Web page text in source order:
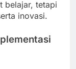
belajar, tetapi
inovasi.